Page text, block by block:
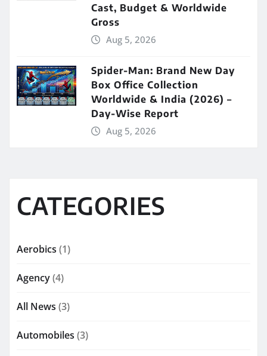
Cast, Budget & Worldwide
Gross
Aug 5, 2026
Spider-Man: Brand New Day
Box Office Collection
Worldwide & India (2026) –
Day-Wise Report
Aug 5, 2026
CATEGORIES
Aerobics (1)
Agency(4)
All News (3)
Automobiles (3)